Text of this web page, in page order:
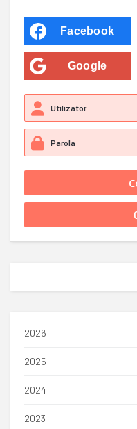
Facebook
Google
2026
2025
2024
2023